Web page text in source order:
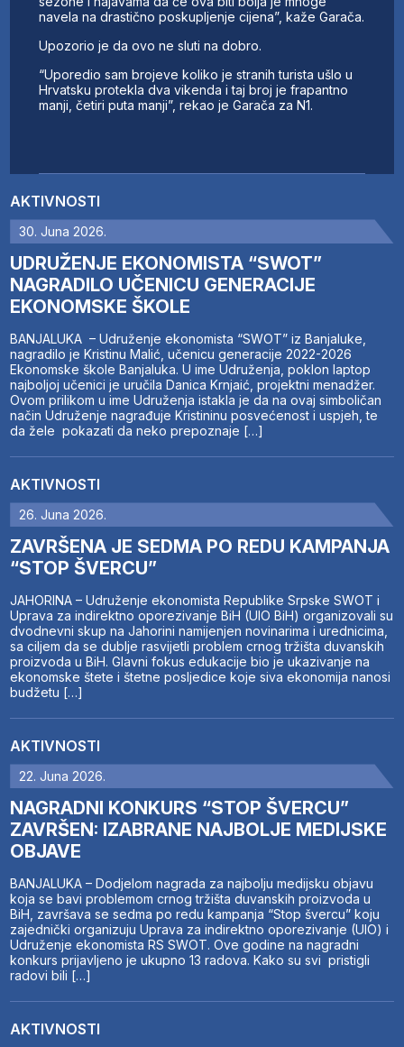
AKTIVNOSTI
30. Juna 2026.
UDRUŽENJE EKONOMISTA “SWOT”
NAGRADILO UČENICU GENERACIJE
EKONOMSKE ŠKOLE
BANJALUKA – Udruženje ekonomista “SWOT” iz Banjaluke,
nagradilo je Kristinu Malić, učenicu generacije 2022-2026
Ekonomske škole Banjaluka. U ime Udruženja, poklon laptop
najboljoj učenici je uručila Danica Krnjaić, projektni menadžer.
Ovom prilikom u ime Udruženja istakla je da na ovaj simboličan
način Udruženje nagrađuje Kristininu posvećenost i uspjeh, te
da žele pokazati da neko prepoznaje […]
AKTIVNOSTI
26. Juna 2026.
ZAVRŠENA JE SEDMA PO REDU KAMPANJA
“STOP ŠVERCU”
JAHORINA – Udruženje ekonomista Republike Srpske SWOT i
Uprava za indirektno oporezivanje BiH (UIO BiH) organizovali su
dvodnevni skup na Jahorini namijenjen novinarima i urednicima,
sa ciljem da se dublje rasvijetli problem crnog tržišta duvanskih
proizvoda u BiH. Glavni fokus edukacije bio je ukazivanje na
ekonomske štete i štetne posljedice koje siva ekonomija nanosi
budžetu […]
AKTIVNOSTI
22. Juna 2026.
NAGRADNI KONKURS “STOP ŠVERCU”
ZAVRŠEN: IZABRANE NAJBOLJE MEDIJSKE
OBJAVE
BANJALUKA – Dodjelom nagrada za najbolju medijsku objavu
koja se bavi problemom crnog tržišta duvanskih proizvoda u
BiH, završava se sedma po redu kampanja “Stop švercu” koju
zajednički organizuju Uprava za indirektno oporezivanje (UIO) i
Udruženje ekonomista RS SWOT. Ove godine na nagradni
konkurs prijavljeno je ukupno 13 radova. Kako su svi pristigli
radovi bili […]
AKTIVNOSTI
navela na drastično poskupljenje cijena”, kaže Garača.
Upozorio je da ovo ne sluti na dobro.
“Uporedio sam brojeve koliko je stranih turista ušlo u
Hrvatsku protekla dva vikenda i taj broj je frapantno
manji, četiri puta manji”, rekao je Garača za N1.